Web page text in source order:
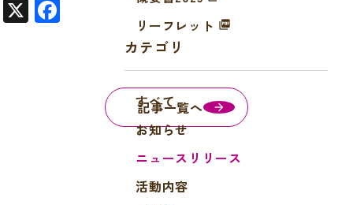
X
記事一覧へ
リーフレット
カテゴリ
すべて
お知らせ
ニュースリリース
活動内容